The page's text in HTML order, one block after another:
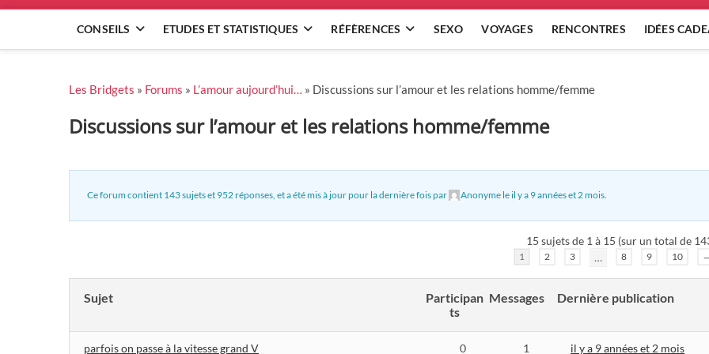
CONSEILS ETUDES ET STATISTIQUES RÉFÈRENCES SEXO VOYAGES RENCONTRES IDÉES
Les Bridgets » Forums » L’amour aujourd’hui… » Discussions sur l’amour et les relations homme/femme
Discussions sur l’amour et les relations homme/femme
Ce forum contient 143 sujets et 952 réponses, et a été mis à jour pour la dernière fois par Anonyme leil y a 9 années et 2 mois.
15 sujets de 1 à 15 (sur un total de
1 2 3 … 8 9 10
Sujet
Participan
ts
Messages Dernière publication
parfois on passe à la vitesse grand V
0 1
il y a 9 années et 2 mois